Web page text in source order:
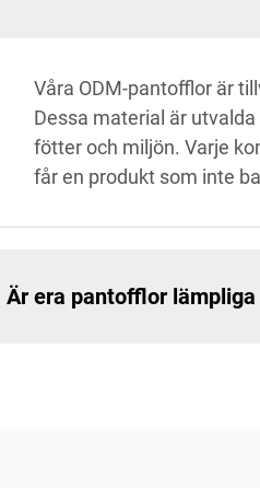
Våra ODM-pantofflor är
Dessa material är
fötter och miljön. Varje
får en produkt som inte
Är era pantofflor